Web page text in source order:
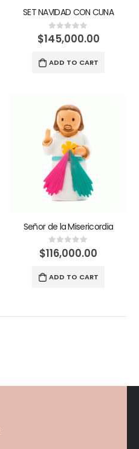
SET NAVIDAD CON CUNA
0out of 5
$145,000.00
ADD TO CART
Señor de la Misericordia
0out of 5
$116,000.00
ADD TO CART